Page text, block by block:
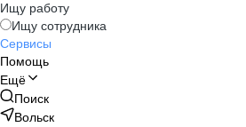
Ищу работу
Ищу сотрудника
Сервисы
Помощь
Ещё
Поиск
Вольск